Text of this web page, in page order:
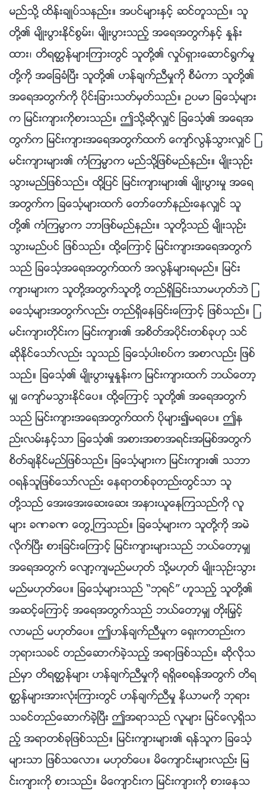
မည္သို႔ ထိန္းခ်ဳပ္သနည္း။ အပင္မ်ားႏွင့္ ဆင္တူသည္။ သူ
တို႔၏ မ်ိဳးပြားႏိုင္စြမ္း၊ မ်ိဳးပြားသည့္ အေရအတြက္ႏွင့္ ႏႈန္း
ထား၊ တိရစာၦန္မ်ားၾကားတြင္ သူတို႔၏ လႈပ္ရွားေဆာင္႐ြက္မႈ
တို႔ကို အေျခခံၿပီး သူတို႔၏ ဟန္ခ်က္ညီမႈကို စီမံကာ သူတို႔၏
အေရအတြက္ကို ပိုင္းျခားသတ္မွတ္သည္။ ဥပမာ ျခေသၤ့မ်ား
က ျမင္းက်ားကိုစားသည္။ ဤသို႔ဆိုလွ်င္ ျခေသၤ့၏ အေရအ
တြက္က ျမင္းက်ားအေရအတြက္ထက္ ေက်ာ္လြန္သြားလွ်င္ ျ
မင္းက်ားမ်ား၏ ကံၾကမၼာက မည္သို႔ျဖစ္မည္နည္း။ မ်ိဳးသုဥ္း
သြားမည္ျဖစ္သည္။ ထို႔ျပင္ ျမင္းက်ားမ်ား၏ မ်ိဳးပြားမႈ အေရ
အတြက္က ျခေသၤ့မ်ားထက္ ေတာ္ေတာ္နည္းေနလွ်င္ သူ
တို႔၏ ကံၾကမၼာက ဘာျဖစ္မည္နည္း။ သူတို႔သည္ မ်ိဳးသုဥ္း
သြားမည္ပင္ ျဖစ္သည္။ ထို႔ေၾကာင့္ ျမင္းက်ားအေရအတြက္
သည္ ျခေသၤ့အေရအတြက္ထက္ အလြန္မ်ားရမည္။ ျမင္း
က်ားမ်ားက သူတို႔အတြက္သူတို႔ တည္ရွိျခင္းသာမဟုတ္ဘဲ ျ
ခေသၤ့မ်ားအတြက္လည္း တည္ရွိေနျခင္းေၾကာင့္ ျဖစ္သည္။ ျ
မင္းက်ားတိုင္းက ျမင္းက်ား၏ အစိတ္အပိုင္းတစ္ခုဟု သင္
ဆိုႏိုင္ေသာ္လည္း သူသည္ ျခေသၤ့ပါးစပ္က အစာလည္း ျဖစ္
သည္။ ျခေသၤ့၏ မ်ိဳးပြားမႈႏႈန္းက ျမင္းက်ားထက္ ဘယ္ေတာ့
မွ် ေက်ာ္မသြားႏိုင္ေပ။ ထို႔ေၾကာင့္ သူတို႔၏ အေရအတြက္
သည္ ျမင္းက်ားအေရအတြက္ထက္ ပိုမ်ား၍မရေပ။ ဤန
ည္းလမ္းႏွင့္သာ ျခေသၤ့၏ အစားအစာအရင္းအျမစ္အတြက္
စိတ္ခ်ႏိုင္မည္ျဖစ္သည္။ ျခေသၤ့မ်ားက ျမင္းက်ား၏ သဘာ
ဝရန္သူျဖစ္ေသာ္လည္း ေနရာတစ္ခုတည္းတြင္သာ သူ
တို႔သည္ ေအးေအးေဆးေဆး အနားယူေနၾကသည္ကို လူ
မ်ား ခဏခဏ ေတြ႕ၾကသည္။ ျခေသၤ့မ်ားက သူတို႔ကို အမဲ
လိုက္ၿပီး စားျခင္းေၾကာင့္ ျမင္းက်ားမ်ားသည္ ဘယ္ေတာ့မွ်
အေရအတြက္ ေလ်ာ့က်မည္မဟုတ္ သို႔မဟုတ္ မ်ိဳးသုဥ္းသြား
မည္မဟုတ္ေပ။ ျခေသၤ့မ်ားသည္ “ဘုရင္” ဟူသည့္ သူတို႔၏
အဆင့္ေၾကာင့္ အေရအတြက္သည္ ဘယ္ေတာ့မွ် တိုးျမႇင့္
လာမည္ မဟုတ္ေပ။ ဤဟန္ခ်က္ညီမႈက ေရွးကတည္းက
ဘုရားသခင္ တည္ေဆာက္ခဲ့သည့္ အရာျဖစ္သည္။ ဆိုလိုသ
ည္မွာ တိရစာၦန္မ်ား ဟန္ခ်က္ညီမႈကို ရရွိေစရန္အတြက္ တိရ
စာၦန္မ်ားအားလုံးၾကားတြင္ ဟန္ခ်က္ညီမႈ နိယာမကို ဘုရား
သခင္တည္ေဆာက္ခဲ့ၿပီး ဤအရာသည္ လူမ်ား ျမင္ေလ့ရွိသ
ည့္ အရာတစ္ခုျဖစ္သည္။ ျမင္းက်ားမ်ား၏ ရန္သူက ျခေသၤ့
မ်ားသာ ျဖစ္သေလာ။ မဟုတ္ေပ။ မိေက်ာင္းမ်ားလည္း ျမ
င္းက်ားကို စားသည္။ မိေက်ာင္းက ျမင္းက်ားကို စားေနသ